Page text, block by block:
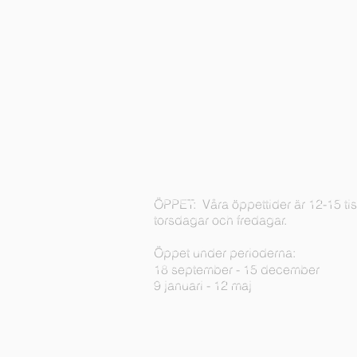
ÖPPET: Våra öppettider är 12-15
torsdagar och fredagar.
Öppet under perioderna:
18 september - 15 december
9 januari - 12 maj